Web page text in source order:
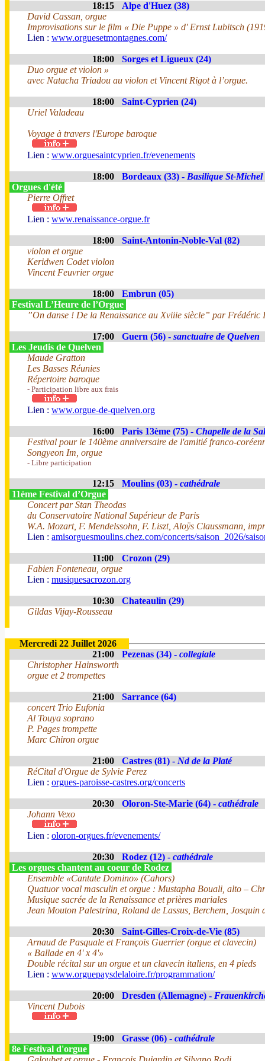
18:15
Alpe d'Huez (38)
David Cassan, orgue
Improvisations sur le film « Die Puppe » d' Ernst Lubitsch
Lien : www.orguesetmontagnes.com/
18:00
Sorges et Ligueux (24)
Duo orgue et violon »
avec Natacha Triadou au violon et Vincent Rigot à l’orgue.
18:00
Saint-Cyprien (24)
Uriel Valadeau
Voyage à travers l'Europe baroque
Lien : www.orguesaintcyprien.fr/evenements
18:00 Bordeaux (33) - Basilique St-Michel
Orgues d'été
Pierre Offret
Lien : www.renaissance-orgue.fr
18:00
Saint-Antonin-Noble-Val (82)
violon et orgue
Keridwen Codet violon
Vincent Feuvrier orgue
18:00
Embrun (05)
Festival L’Heure de l’Orgue
”On danse ! De la Renaissance au Xviiie siècle” par Frédéric
17:00 Guern (56) - sanctuaire de Quelven
Les Jeudis de Quelven
Maude Gratton
Les Basses Réunies
Répertoire baroque
- Participation libre aux frais
Lien : www.orgue-de-quelven.org
16:00 Paris 13ème (75) - Chapelle de la
Festival pour le 140ème anniversaire de l'amitié franco-
Songyeon Im, orgue
- Libre participation
12:15 Moulins (03) - cathédrale
11ème Festival d’Orgue
Concert par Stan Theodas
du Conservatoire National Supérieur de Paris
W.A. Mozart, F. Mendelssohn, F. Liszt, Aloÿs Claussmann,
Lien : amisorguesmoulins.chez.com/concerts/saison_2026/
11:00
Crozon (29)
Fabien Fonteneau, orgue
Lien : musiquesacrozon.org
10:30
Chateaulin (29)
Gildas Vijay-Rousseau
Mercredi 22 Juillet 2026
21:00
Pezenas (34) - collegiale
Christopher Hainsworth
orgue et 2 trompettes
21:00
Sarrance (64)
concert Trio Eufonia
Al Touya soprano
P. Pages trompette
Marc Chiron orgue
21:00 Castres (81) - Nd de la Platé
RéCital d'Orgue de Sylvie Perez
Lien : orgues-paroisse-castres.org/concerts
20:30 Oloron-Ste-Marie (64) - cathédrale
Johann Vexo
Lien : oloron-orgues.fr/evenements/
20:30 Rodez (12) - cathédrale
Les orgues chantent au coeur de Rodez
Ensemble «Cantate Domino» (Cahors)
Quatuor vocal masculin et orgue : Mustapha Bouali, alto –
Musique sacrée de la Renaissance et prières mariales
Jean Mouton Palestrina, Roland de Lassus, Berchem, Josquin
20:30
Saint-Gilles-Croix-de-Vie (85)
Arnaud de Pasquale et François Guerrier (orgue et clavecin)
« Ballade en 4' x 4'»
Double récital sur un orgue et un clavecin italiens, en 4 pieds
Lien : www.orguepaysdelaloire.fr/programmation/
20:00 Dresden (Allemagne) -
Vincent Dubois
19:00 Grasse (06) - cathédrale
8e Festival d'orgue